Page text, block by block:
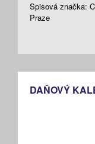
Spisová značka:
Praze
DAŇOVÝ